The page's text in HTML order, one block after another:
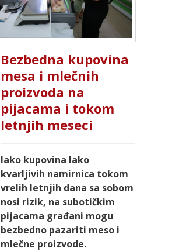
Bezbedna kupovina
mesa i mlečnih
proizvoda na
pijacama i tokom
letnjih meseci
Iako kupovina lako
kvarljivih namirnica tokom
vrelih letnjih dana sa sobom
nosi rizik, na subotičkim
pijacama građani mogu
bezbedno pazariti meso i
mlečne proizvode.